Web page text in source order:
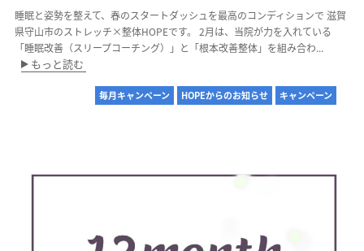
睡眠と姿勢を整えて、春のスタートダッシュを最高のコンディションで 滋賀
県守山市のストレッチ×整体HOPEです。 2月は、当院が力を入れている
「睡眠改善（スリープコーチング）」と「根本改善整体」を組み合わ...
もっと読む
毎月キャンペーン HOPEからのお知らせ キャンペーン